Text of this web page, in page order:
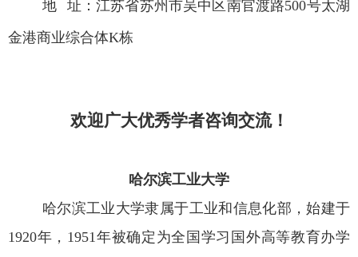
地 址：江苏省苏州市吴中区南官渡路500号太湖
金港商业综合体K栋
欢迎广大优秀学者咨询交流！
哈尔滨工业大学
哈尔滨工业大学隶属于工业和信息化部，始建于
1920年， 1951年被确定为全国学习国外高等教育办学